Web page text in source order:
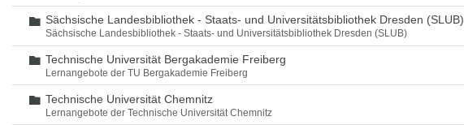
Ordner
Sächsische Landesbibliothek - Staats- und Universitätsbibliothek Dresden (SLUB)
Sächsische Landesbibliothek - Staats- und Universitätsbibliothek Dresden (SLUB)
Ordner
Technische Universität Bergakademie Freiberg
Lernangebote der TU Bergakademie Freiberg
Ordner
Technische Universität Chemnitz
Lernangebote der Technische Universität Chemnitz